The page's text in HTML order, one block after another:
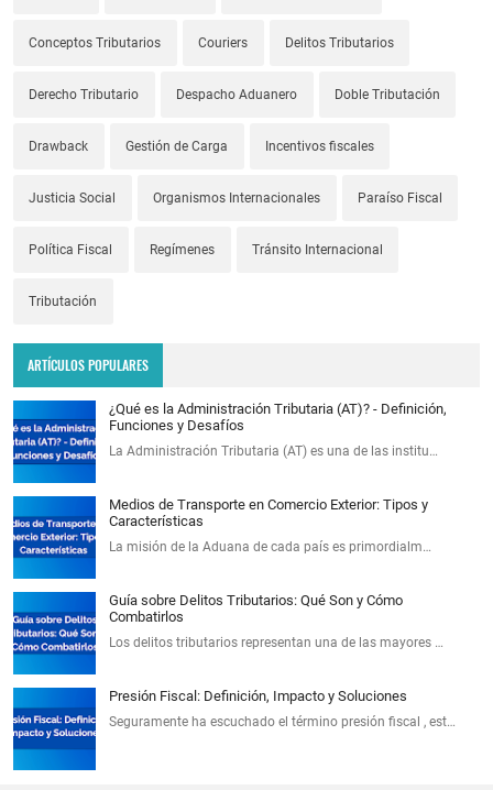
Conceptos Tributarios Couriers Delitos Tributarios
Derecho Tributario Despacho Aduanero Doble Tributación
Drawback Gestión de Carga Incentivos fiscales
Justicia Social Organismos Internacionales Paraíso Fiscal
Política Fiscal Regímenes Tránsito Internacional
Tributación
ARTÍCULOS POPULARES
¿Qué es la Administración Tributaria (AT)? - Definición,
Funciones y Desafíos
La Administración Tributaria (AT) es una de las institu…
Medios de Transporte en Comercio Exterior: Tipos y
Características
La misión de la Aduana de cada país es primordialm…
Guía sobre Delitos Tributarios: Qué Son y Cómo
Combatirlos
Los delitos tributarios representan una de las mayores …
Presión Fiscal: Definición, Impacto y Soluciones
Seguramente ha escuchado el término presión fiscal , est…